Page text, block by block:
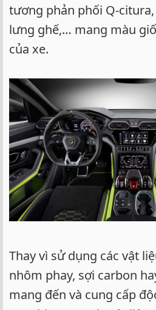
tương phản phối Q-
lưng ghế,… mang màu
của xe.
Thay vì sử dụng các vật
nhôm phay, sợi carbon
mang đến và cung cấp